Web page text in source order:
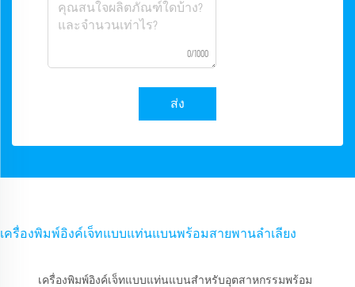
0/1000
ส่ง
เครื่องพิมพ์อิงค์เจ็ทแบบแท่นแบนพร้อมสายพานลำเลียง
เครื่องพิมพ์อิงค์เจ็ทแบบแท่นแบนสำหรับอุตสาหกรรมพร้อม